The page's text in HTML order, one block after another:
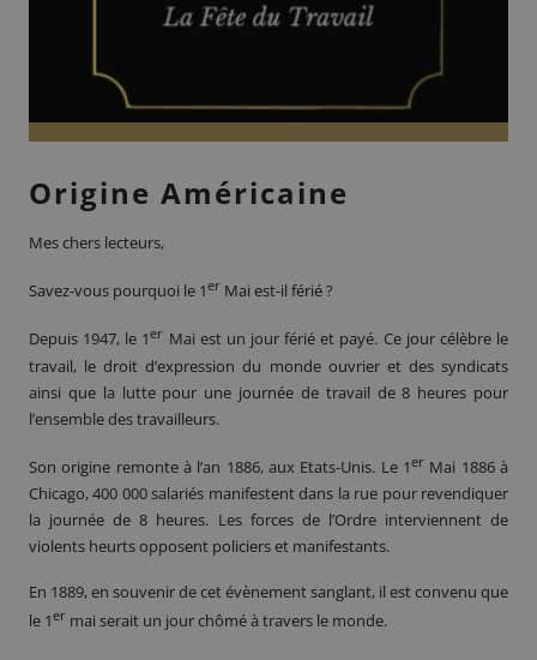
Origine Américaine
Mes chers lecteurs,
Savez-vous pourquoi le 1er Mai est-il férié ?
Depuis 1947, le 1er Mai est un jour férié et payé. Ce jour célèbre le
travail, le droit d’expression du monde ouvrier et des syndicats
ainsi que la lutte pour une journée de travail de 8 heures pour
l’ensemble des travailleurs.
Son origine remonte à l’an 1886, aux Etats-Unis. Le 1er Mai 1886 à
Chicago, 400 000 salariés manifestent dans la rue pour revendiquer
la journée de 8 heures. Les forces de l’Ordre interviennent de
violents heurts opposent policiers et manifestants.
En 1889, en souvenir de cet évènement sanglant, il est convenu que
le 1er mai serait un jour chômé à travers le monde.